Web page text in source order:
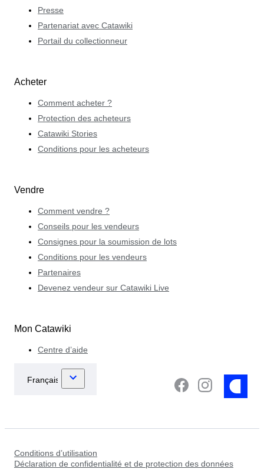
Presse
Partenariat avec Catawiki
Portail du collectionneur
Acheter
Comment acheter ?
Protection des acheteurs
Catawiki Stories
Conditions pour les acheteurs
Vendre
Comment vendre ?
Conseils pour les vendeurs
Consignes pour la soumission de lots
Conditions pour les vendeurs
Partenaires
Devenez vendeur sur Catawiki Live
Mon Catawiki
Centre d’aide
Conditions d’utilisation
Déclaration de confidentialité et de protection des données